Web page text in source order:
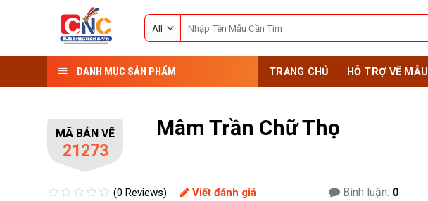
for:
DANH MỤC SẢN PHẨM TRANG CHỦ HỖ TRỢ VẼ MẪU
MÃ BẢN VẼ
21273
Mâm Trần Chữ Thọ
(0 Reviews) Viết đánh giá Bình luận: 0